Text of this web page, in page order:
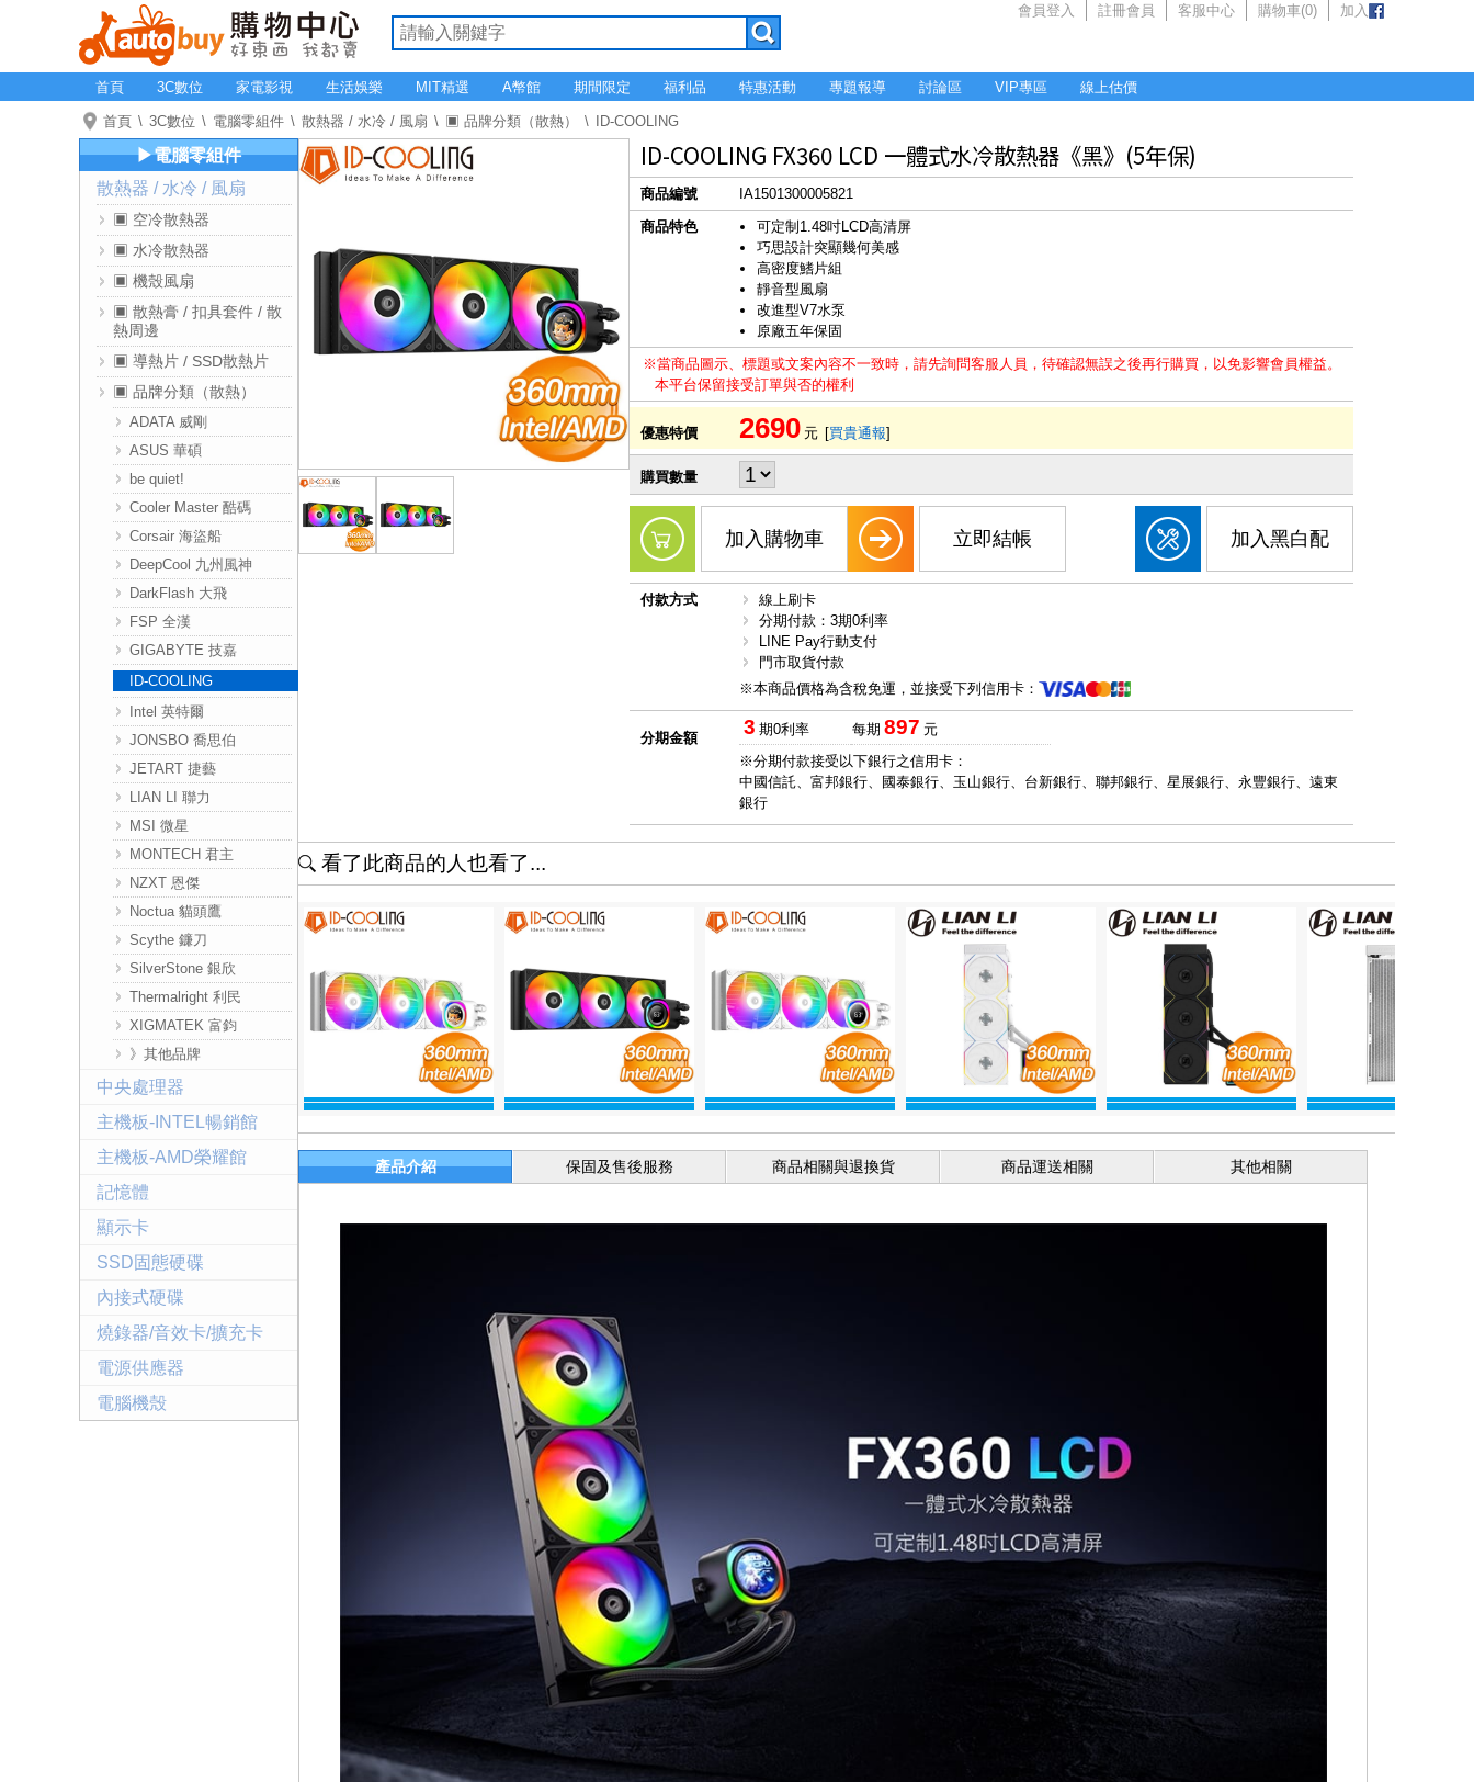
會員登入 註冊會員 客服中心 購物車(0) 加入
首頁 3C數位 家電影視 生活娛樂 MIT精選 A幣館 期間限定 福利品 特惠活動 專題報導 討論區 VIP專區 線上估價
首頁 3C數位 電腦零組件 散熱器 / 水冷 / 風扇 ▣ 品牌分類（散熱） ID-COOLING
ID-COOLING FX360 LCD 一體式水冷散熱器《黑》(5年保)
商品編號
IA1501300005821
商品特色
可定制1.48吋LCD高清屏
巧思設計突顯幾何美感
高密度鰭片組
靜音型風扇
改進型V7水泵
原廠五年保固
※當商品圖示、標題或文案內容不一致時，請先詢問客服人員，待確認無誤之後再行購買，以免影響會員權益。
本平台保留接受訂單與否的權利
優惠特價 2690 元 [買貴通報]
購買數量
加入購物車 立即結帳 加入黑白配
付款方式
線上刷卡
分期付款：3期0利率
LINE Pay行動支付
門市取貨付款
※本商品價格為含稅免運，並接受下列信用卡：
分期金額 3 期0利率 每期 897 元
※分期付款接受以下銀行之信用卡：
中國信託、富邦銀行、國泰銀行、玉山銀行、台新銀行、聯邦銀行、星展銀行、永豐銀行、遠東
銀行
看了此商品的人也看了...
產品介紹 保固及售後服務 商品相關與退換貨 商品運送相關 其他相關
▶電腦零組件
散熱器 / 水冷 / 風扇
▣ 空冷散熱器
▣ 水冷散熱器
▣ 機殼風扇
▣ 散熱膏 / 扣具套件 / 散
熱周邊
▣ 導熱片 / SSD散熱片
▣ 品牌分類（散熱）
ADATA 威剛
ASUS 華碩
be quiet!
Cooler Master 酷碼
Corsair 海盜船
DeepCool 九州風神
DarkFlash 大飛
FSP 全漢
GIGABYTE 技嘉
ID-COOLING
Intel 英特爾
JONSBO 喬思伯
JETART 捷藝
LIAN LI 聯力
MSI 微星
MONTECH 君主
NZXT 恩傑
Noctua 貓頭鷹
Scythe 鐮刀
SilverStone 銀欣
Thermalright 利民
XIGMATEK 富鈞
》其他品牌
中央處理器
主機板-INTEL暢銷館
主機板-AMD榮耀館
記憶體
顯示卡
SSD固態硬碟
內接式硬碟
燒錄器/音效卡/擴充卡
電源供應器
電腦機殼